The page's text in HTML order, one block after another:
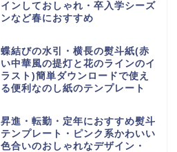
インしておしゃれ・卒入学シーズ
ンなど春におすすめ
蝶結びの水引・横長の熨斗紙(赤
い中華風の提灯と花のラインのイ
ラスト)簡単ダウンロードで使え
る便利なのし紙のテンプレート
昇進・転勤・定年におすすめ熨斗
テンプレート・ピンク系かわいい
色合いのおしゃれなデザイン・